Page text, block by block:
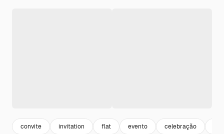
convite invitation flat evento celebração